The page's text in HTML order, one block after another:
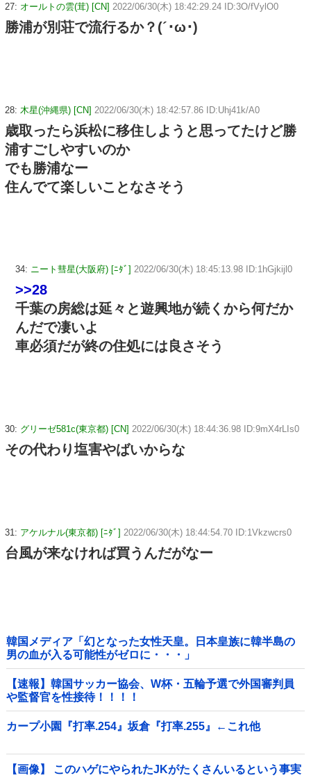
27: オールトの雲(茸) [CN] 2022/06/30(木) 18:42:29.24 ID:3O/fVylO0
勝浦が別荘で流行るか？(´･ω･)
28: 木星(沖縄県) [CN] 2022/06/30(木) 18:42:57.86 ID:Uhj41k/A0
歳取ったら浜松に移住しようと思ってたけど勝
浦すごしやすいのか
でも勝浦なー
住んでて楽しいことなさそう
34: ニート彗星(大阪府) [ﾆﾀﾞ] 2022/06/30(木) 18:45:13.98 ID:1hGjkijl0
>>28
千葉の房総は延々と遊興地が続くから何だか
んだで凄いよ
車必須だが終の住処には良さそう
30: グリーゼ581c(東京都) [CN] 2022/06/30(木) 18:44:36.98 ID:9mX4rLIs0
その代わり塩害やばいからな
31: アケルナル(東京都) [ﾆﾀﾞ] 2022/06/30(木) 18:44:54.70 ID:1Vkzwcrs0
台風が来なければ買うんだがなー
韓国メディア「幻となった女性天皇。日本皇族に韓半島の
男の血が入る可能性がゼロに・・・」
【速報】韓国サッカー協会、W杯・五輪予選で外国審判員
や監督官を性接待！！！！
カープ小園『打率.254』坂倉『打率.255』←これ他
【画像】 このハゲにやられたJKがたくさんいるという事実